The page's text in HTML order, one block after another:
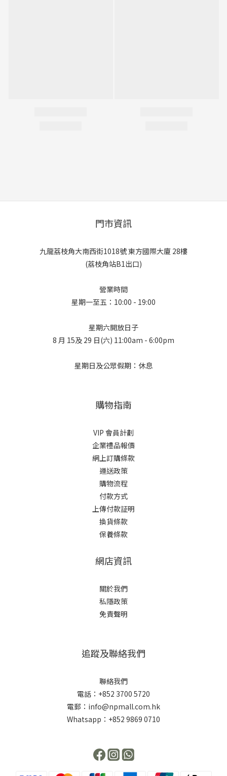
門市資訊
九龍荔枝角大南西街1018號 東方國際大廈 28樓
(荔枝角站B1出口)
營業時間
星期一至五：10:00 - 19:00
星期六開放日子
8 月 15及 29 日(六) 11:00am - 6:00pm
星期日及公眾假期：休息
購物指南
VIP 會員計劃
企業禮品報價
網上訂購條款
運送政策
購物流程
付款方式
上傳付款証明
換貨條款
保養條款
網店資訊
關於我們
私隱政策
免責聲明
追蹤及聯絡我們
聯絡我們
電話：+852 3700 5720
電郵：info@npmall.com.hk
Whatsapp：+852 9869 0710